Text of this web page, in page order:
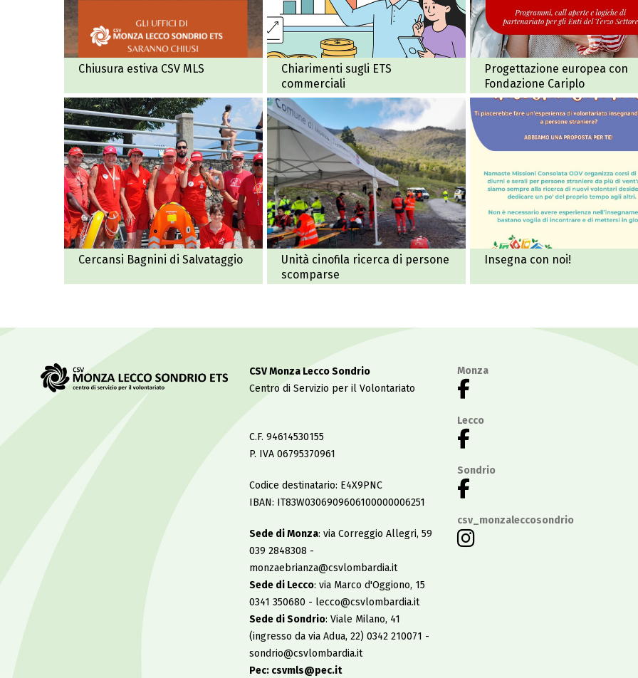
Chiusura estiva CSV MLS
Chiarimenti sugli ETS
commerciali
Progettazione europea con
Fondazione Cariplo
Cercansi Bagnini di Salvataggio
Unità cinofila ricerca di persone
scomparse
Insegna con noi!
CSV Monza Lecco Sondrio
Centro di Servizio per il Volontariato
C.F. 94614530155
P. IVA 06795370961
Codice destinatario: E4X9PNC
IBAN: IT83W0306909606100000006251
Sede di Monza: via Correggio Allegri, 59
039 2848308 -
monzaebrianza@csvlombardia.it
Sede di Lecco: via Marco d'Oggiono, 15
0341 350680 - lecco@csvlombardia.it
Sede di Sondrio: Viale Milano, 41
(ingresso da via Adua, 22) 0342 210071 -
sondrio@csvlombardia.it
Pec: csvmls@pec.it
Monza
Lecco
Sondrio
csv_monzaleccosondrio